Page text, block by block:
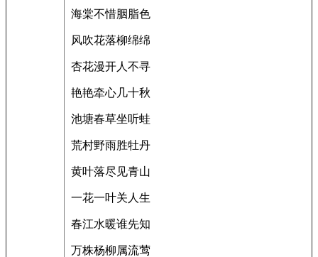
海棠不惜胭脂色
风吹花落柳绵绵
杏花漫开人不寻
艳艳牵心几十秋
池塘春草坐听蛙
荒村野雨胜牡丹
黄叶落尽见青山
一花一叶关人生
春江水暖谁先知
万株杨柳属流莺